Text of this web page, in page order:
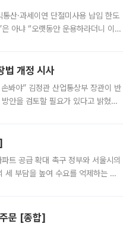
산·과세이연 단절미사용 납입 한도
아냐 “오랫동안 운용하라더니 이제
법 개정 시사
봐야” 김정관 산업통상부 장관이 반
안을 검토할 필요가 있다고 밝혔다.
트 공급 확대 촉구 정부와 서울시의
세 부담을 높여 수요를 억제하는 카
문 [종합]